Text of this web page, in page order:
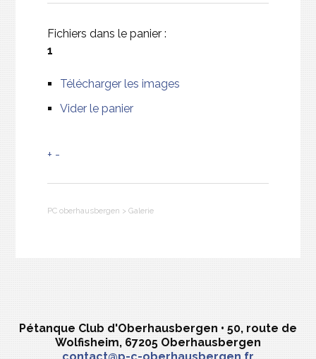
Fichiers dans le panier :
1
Télécharger les images
Vider le panier
+ -
PC oberhausbergen >Galerie
Pétanque Club d'Oberhausbergen • 50, route de
Wolfisheim, 67205 Oberhausbergen